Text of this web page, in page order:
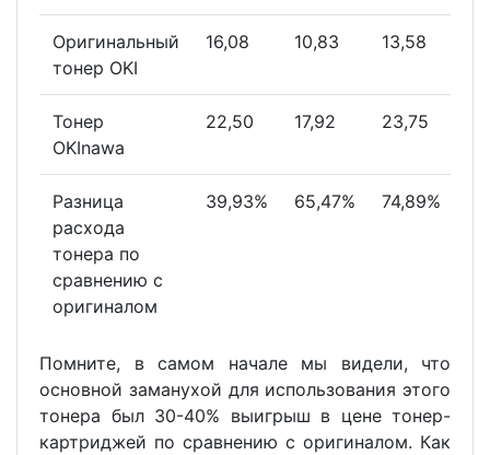
Оригинальный
тонер OKI
16,08 10,83 13,58
Тонер
OKInawa
22,50 17,92 23,75
Разница
расхода
тонера по
сравнению с
оригиналом
39,93% 65,47% 74,89%
Помните, в самом начале мы видели, что
основной заманухой для использования этого
тонера был 30-40% выигрыш в цене тонер-
картриджей по сравнению с оригиналом. Как